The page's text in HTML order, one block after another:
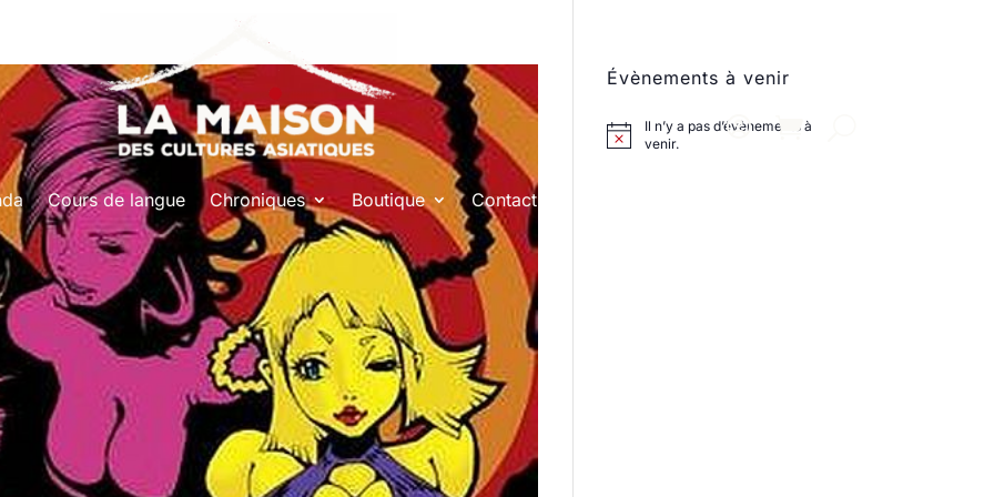
Cours de langue Chroniques Boutique Contact
Évènements à venir
Il n’y a pas d’évènements à
venir.